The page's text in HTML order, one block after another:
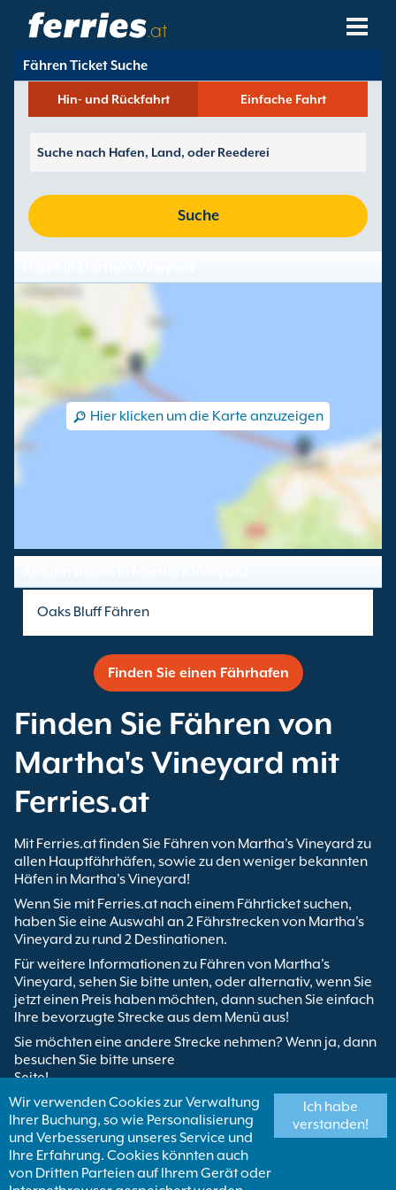
.at
Reedereien
Fährziele
Fährhäfen
Buchungen Verwalten
Fähren Ticket Suche
Hin- und Rückfahrt Einfache Fahrt
Suche
Hier klicken um die Karte anzuzeigen
Oaks Bluff Fähren
Finden Sie einen Fährhafen
Finden Sie Fähren von
Martha's Vineyard mit
Ferries.at
Mit Ferries.at finden Sie Fähren von Martha's Vineyard zu
allen Hauptfährhäfen, sowie zu den weniger bekannten
Häfen in Martha's Vineyard!
Wenn Sie mit Ferries.at nach einem Fährticket suchen,
haben Sie eine Auswahl an 2 Fährstrecken von Martha's
Vineyard zu rund 2 Destinationen.
Für weitere Informationen zu Fähren von Martha's
Vineyard, sehen Sie bitte unten, oder alternativ, wenn Sie
jetzt einen Preis haben möchten, dann suchen Sie einfach
Ihre bevorzugte Strecke aus dem Menü aus!
Sie möchten eine andere Strecke nehmen? Wenn ja, dann
besuchen Sie bitte unsere
Seite!
Finden Sie Fähren von Martha's Vineyard
Hy-Line Cruises
Oaks Bluff Hyannis
6 täglich
Wir verwenden Cookies zur Verwaltung
Ihrer Buchung, so wie Personalisierung
und Verbesserung unseres Service und
Ihre Erfahrung. Cookies könnten auch
von Dritten Parteien auf Ihrem Gerät oder
Ich habe
verstanden!